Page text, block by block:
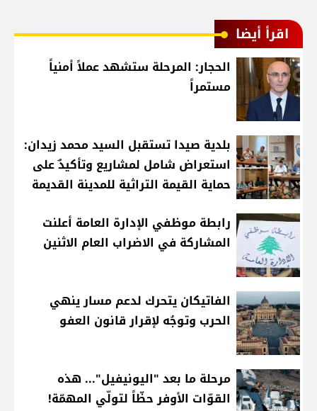
اقرأ أيضا
الحجار: المرحلة ستشهد عملاً أمنياً
مستمراً
بلدية صيدا تستقبل السيد محمد زيدان:
استعراض شامل لمشاريع وتأكيدٌ على
حماية القيمة التراثية للمدينة القديمة
رابطة موظفي الإدارة العامة أعلنت
المشاركة في الاضراب العام الاثنين
الفاتيكان يتحرك لدعم مسار ينهي
الحرب وتوجُه لإقرار قانون العفو
مرحلة ما بعد "اليونيفيل"... هذه
القوّات الأوفر حظّاً لتولّي المهمّة!